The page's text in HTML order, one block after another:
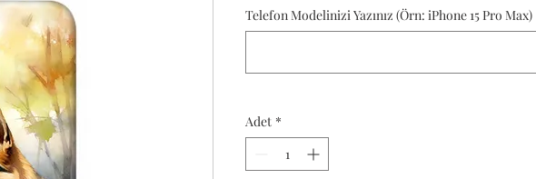
Telefon Modelinizi Yazınız (Örn: iPhone 15 Pro Max)
Adet *